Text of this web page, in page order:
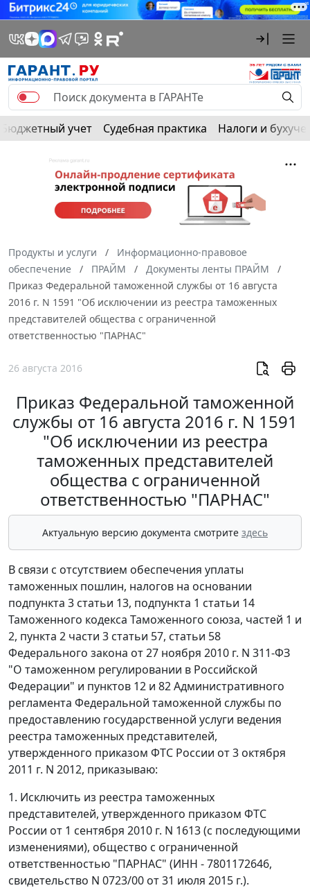
Бюджетный учет Судебная практика Налоги и
Продукты и услуги
Информационно-правовое
обеспечение
ПРАЙМ
Документы ленты ПРАЙМ
Приказ Федеральной таможенной службы от 16 августа
2016 г. N 1591 "Об исключении из реестра таможенных
представителей общества с ограниченной
ответственностью "ПАРНАС"
26 августа 2016
Приказ Федеральной таможенной
службы от 16 августа 2016 г. N 1591
"Об исключении из реестра
таможенных представителей
общества с ограниченной
ответственностью "ПАРНАС"
Актуальную версию документа смотрите здесь
В связи с отсутствием обеспечения уплаты
таможенных пошлин, налогов на основании
подпункта 3 статьи 13, подпункта 1 статьи 14
Таможенного кодекса Таможенного союза, частей 1 и
2, пункта 2 части 3 статьи 57, статьи 58
Федерального закона от 27 ноября 2010 г. N 311-ФЗ
"О таможенном регулировании в Российской
Федерации" и пунктов 12 и 82 Административного
регламента Федеральной таможенной службы по
предоставлению государственной услуги ведения
реестра таможенных представителей,
утвержденного приказом ФТС России от 3 октября
2011 г. N 2012, приказываю:
1. Исключить из реестра таможенных
представителей, утвержденного приказом ФТС
России от 1 сентября 2010 г. N 1613 (с последующими
изменениями), общество с ограниченной
ответственностью "ПАРНАС" (ИНН - 7801172646,
свидетельство N 0723/00 от 31 июля 2015 г.).